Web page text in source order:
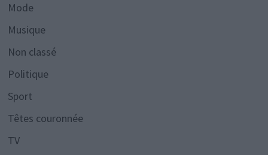
Mode
Musique
Non classé
Politique
Sport
Têtes couronnée
TV